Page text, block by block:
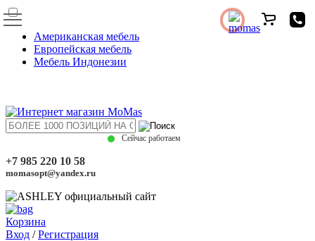
Американская мебель
Европейская мебель
Мебель Индонезии
Сейчас работаем
+7 985 220 10 58
momasopt@yandex.ru
Корзина
Вход /Регистрация